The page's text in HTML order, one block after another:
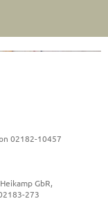
02182-10457
GbR,
273